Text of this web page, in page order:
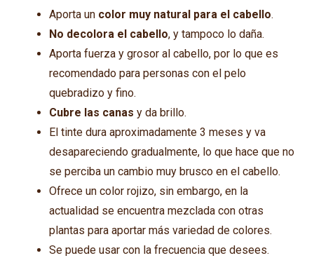
Aporta un color muy natural para el cabello.
No decolora el cabello, y tampoco lo daña.
Aporta fuerza y grosor al cabello, por lo que es
recomendado para personas con el pelo
quebradizo y fino.
Cubre las canas y da brillo.
El tinte dura aproximadamente 3 meses y va
desapareciendo gradualmente, lo que hace que no
se perciba un cambio muy brusco en el cabello.
Ofrece un color rojizo, sin embargo, en la
actualidad se encuentra mezclada con otras
plantas para aportar más variedad de colores.
Se puede usar con la frecuencia que desees.